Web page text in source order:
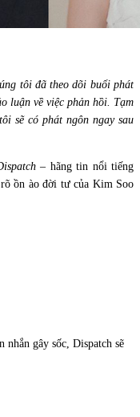
tôi đã theo dõi buổi phát
luận về việc phản hồi. Tạm
sẽ có phát ngôn ngay sau
– hãng tin nổi tiếng
ồn ào đời tư của Kim Soo
gây sốc, Dispatch sẽ